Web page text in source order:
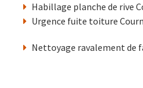
Habillage planche de rive
Urgence fuite toiture
Nettoyage ravalement de